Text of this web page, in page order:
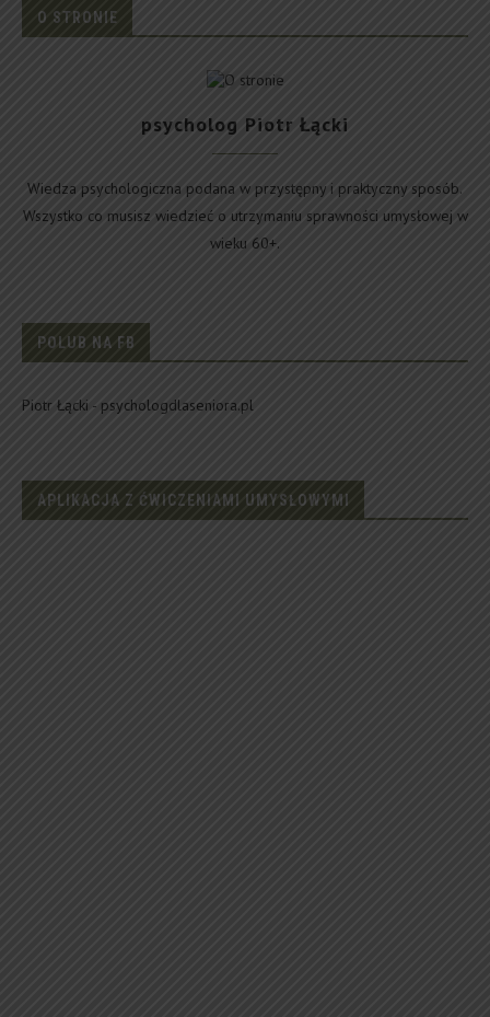
O STRONIE
psycholog Piotr Łącki
Wiedza psychologiczna podana w przystępny i praktyczny sposób.
Wszystko co musisz wiedzieć o utrzymaniu sprawności umysłowej w
wieku 60+.
POLUB NA FB
Piotr Łącki - psychologdlaseniora.pl
APLIKACJA Z ĆWICZENIAMI UMYSŁOWYMI